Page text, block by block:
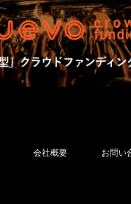
会社概要 お問い